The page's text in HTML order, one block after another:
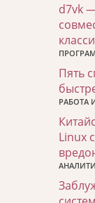
d7vk
Пять
РАБОТА
Linux